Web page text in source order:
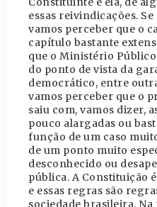
essas reivindicações.
vamos perceber que o
capítulo bastante
que o Ministério
do ponto de vista da
democrático, entre
vamos perceber que o
saiu com, vamos dizer,
pouco alargadas ou
função de um caso
de um ponto muito
desconhecido ou
pública. A Constituição
e essas regras são
sociedade brasileira. Na